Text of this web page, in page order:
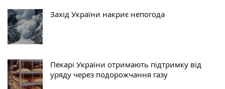
Захід України накриє непогода
Пекарі України отримають підтримку від
уряду через подорожчання газу